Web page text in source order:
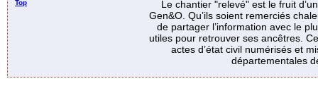
Top
Le chantier "relevé" est le fruit
Gen&O. Qu’ils soient remerciés
de partager l’information avec le
utiles pour retrouver ses ancêtres.
actes d’état civil numérisés et
départementales